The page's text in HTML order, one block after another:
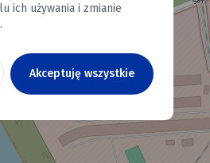
ich używania i zmianie
Akceptuję wszystkie